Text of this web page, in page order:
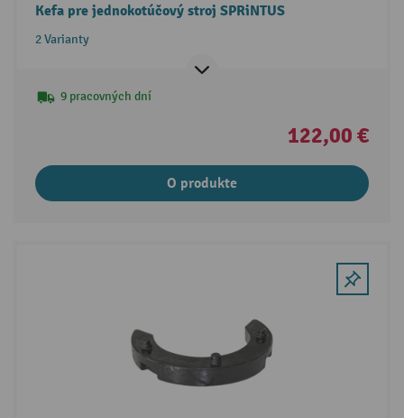
Kefa pre jednokotúčový stroj SPRiNTUS
2 Varianty
9 pracovných dní
122,00 €
O produkte